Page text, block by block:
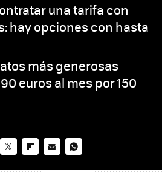
una tarifa con
hay opciones con hasta
más generosas
euros al mes por 150